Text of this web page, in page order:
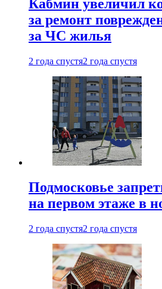
Кабмин увеличил
за ремонт
за ЧС жилья
2 года спустя2 года спустя
Подмосковье
на первом этаже в
2 года спустя2 года спустя